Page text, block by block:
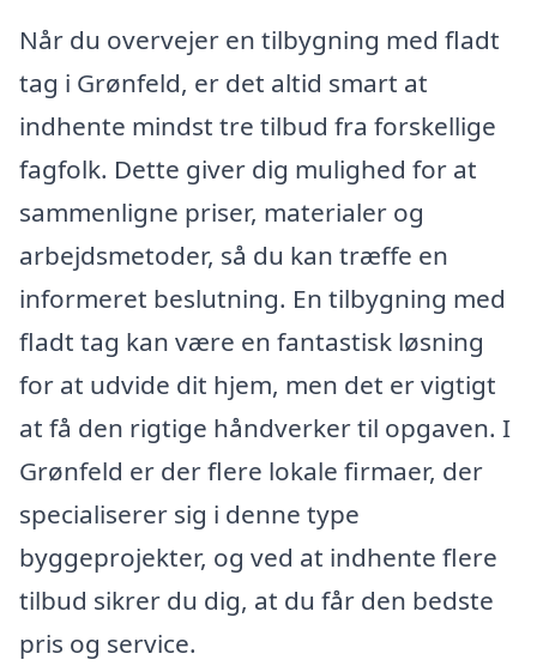
Når du overvejer en tilbygning med fladt
tag i Grønfeld, er det altid smart at
indhente mindst tre tilbud fra forskellige
fagfolk. Dette giver dig mulighed for at
sammenligne priser, materialer og
arbejdsmetoder, så du kan træffe en
informeret beslutning. En tilbygning med
fladt tag kan være en fantastisk løsning
for at udvide dit hjem, men det er vigtigt
at få den rigtige håndverker til opgaven. I
Grønfeld er der flere lokale firmaer, der
specialiserer sig i denne type
byggeprojekter, og ved at indhente flere
tilbud sikrer du dig, at du får den bedste
pris og service.